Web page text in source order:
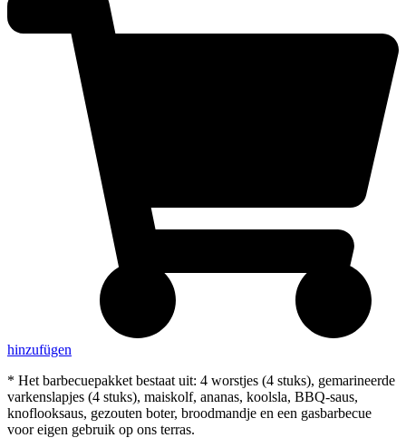
hinzufügen
* Het barbecuepakket bestaat uit: 4 worstjes (4 stuks), gemarineerde
varkenslapjes (4 stuks), maiskolf, ananas, koolsla, BBQ-saus,
knoflooksaus, gezouten boter, broodmandje en een gasbarbecue
voor eigen gebruik op ons terras.